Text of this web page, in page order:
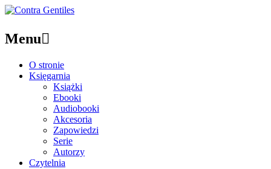
Menu
O stronie
Księgarnia
Książki
Ebooki
Audiobooki
Akcesoria
Zapowiedzi
Serie
Autorzy
Czytelnia